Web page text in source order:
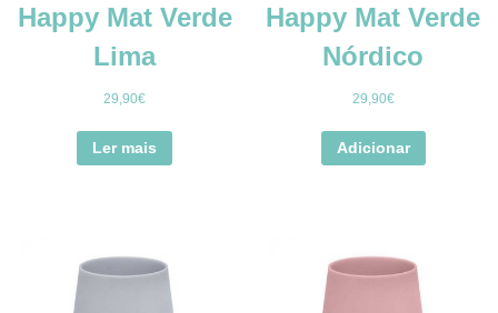
Happy Mat Verde
Lima
29,90€
Ler mais
Happy Mat Verde
Nórdico
29,90€
Adicionar